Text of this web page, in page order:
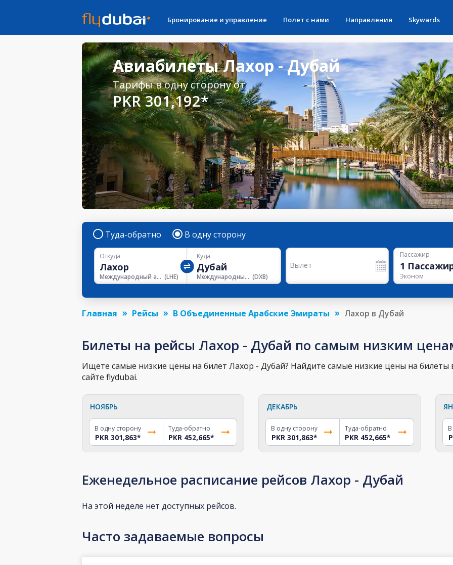
Бронирование и управление Полет с нами Направления Skywards
Авиабилеты Лахор - Дубай
Тарифы в одну сторону от
PKR 301,192*
Туда-обратно В одну сторону
Откуда
Международный аэропорт Аллама Икбал (LHE)
Куда
Международный Аэропорт Дубая (DXB)
Вылет
Пассажир
1
Эконом
Главная Рейсы В Объединенные Арабские Эмираты Лахор в Дубай
Билеты на рейсы Лахор - Дубай по самым низким
Ищете самые низкие цены на билет Лахор - Дубай? Найдите самые низкие цены на билеты
сайте flydubai.
НОЯБРЬ
В одну сторону
PKR 301,863*
Туда-обратно
PKR 452,665*
ДЕКАБРЬ
В одну сторону
PKR 301,863*
Туда-обратно
PKR 452,665*
Еженедельное расписание рейсов Лахор - Дубай
На этой неделе нет доступных рейсов.
Часто задаваемые вопросы